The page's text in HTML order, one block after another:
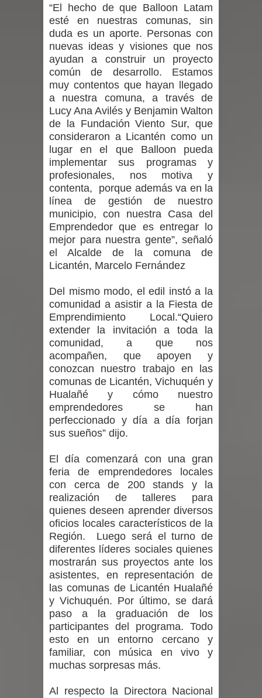
incentivos a usuarios de PRODESAL
de la provincia de Linares
Municipalidad de Curicó apuesta a la
con nuevas pantallas interactivas del
Colegio El Boldo
Municipalidad de Curicó inició
proceso de vacunación escolar
Se activa Código Azul en Talca ante
las bajas temperaturas
GORE Maule figura tercero a nivel
traslados con $133 millones
Dos internos intentaron escapar por
un forado desde la cárcel de Talca
“El hecho de que Balloon Latam
esté en nuestras comunas, sin
duda es un aporte. Personas con
nuevas ideas y visiones que nos
ayudan a construir un proyecto
común de desarrollo. Estamos
muy contentos que hayan llegado
a nuestra comuna, a través de
Lucy Ana Avilés y Benjamin Walton
de la Fundación Viento Sur, que
consideraron a Licantén como un
lugar en el que Balloon pueda
implementar sus programas y
profesionales, nos motiva y
contenta, porque además va en la
línea de gestión de nuestro
municipio, con nuestra Casa del
Emprendedor que es entregar lo
mejor para nuestra gente”, señaló
el Alcalde de la comuna de
Licantén, Marcelo Fernández
Del mismo modo, el edil instó a la
comunidad a asistir a la Fiesta de
Emprendimiento Local.“Quiero
extender la invitación a toda la
comunidad, a que nos
acompañen, que apoyen y
conozcan nuestro trabajo en las
comunas de Licantén, Vichuquén y
Hualañé y cómo nuestro
emprendedores se han
perfeccionado y día a día forjan
sus sueños” dijo.
El día comenzará con una gran
feria de emprendedores locales
con cerca de 200 stands y la
realización de talleres para
quienes deseen aprender diversos
oficios locales característicos de la
Región. Luego será el turno de
diferentes líderes sociales quienes
mostrarán sus proyectos ante los
asistentes, en representación de
las comunas de Licantén Hualañé
y Vichuquén. Por último, se dará
paso a la graduación de los
participantes del programa. Todo
esto en un entorno cercano y
familiar, con música en vivo y
muchas sorpresas más.
Al respecto la Directora Nacional